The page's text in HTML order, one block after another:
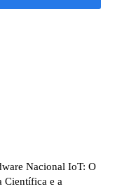
Nacional IoT: O
Científica e a